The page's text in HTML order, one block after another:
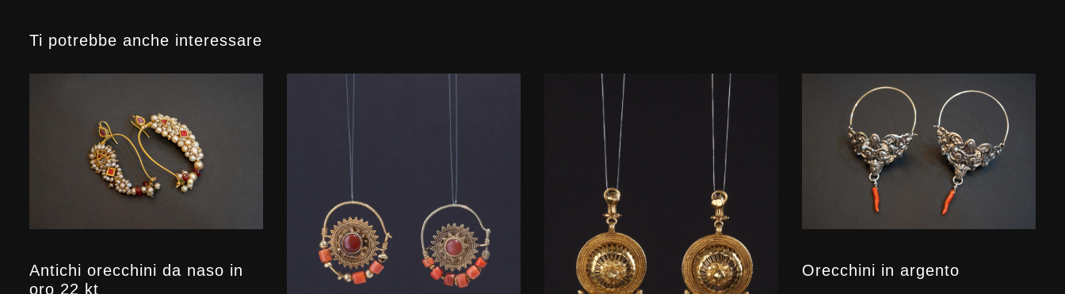
Ti potrebbe anche interessare
Antichi orecchini da naso in
oro 22 kt
Orecchini in argento